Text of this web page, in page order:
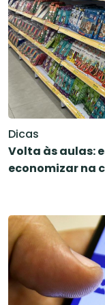
Dicas
Volta às aulas:
economizar na